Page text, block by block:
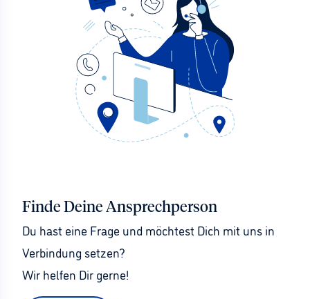
Finde Deine Ansprechperson
Du hast eine Frage und möchtest Dich mit uns in
Verbindung setzen?
Wir helfen Dir gerne!